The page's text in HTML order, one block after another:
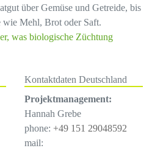
über Gemüse und Getreide, bis
wie Mehl, Brot oder Saft.
was biologische Züchtung
Kontaktdaten Deutschland
Projektmanagement:
Hannah Grebe
phone: +49 151 29048592
mail: